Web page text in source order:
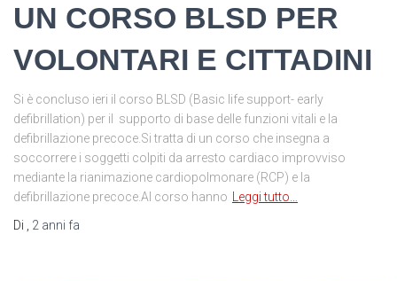
UN CORSO BLSD PER
VOLONTARI E CITTADINI
Si è concluso ieri il corso BLSD (Basic life support- early
defibrillation) per il supporto di base delle funzioni vitali e la
defibrillazione precoce.Si tratta di un corso che insegna a
soccorrere i soggetti colpiti da arresto cardiaco improvviso
mediante la rianimazione cardiopolmonare (RCP) e la
defibrillazione precoce.Al corso hanno Leggi tutto…
Di , 2 anni fa